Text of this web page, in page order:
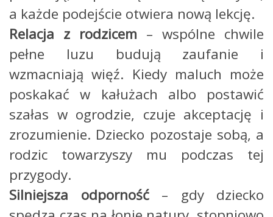
a każde podejście otwiera nową lekcję.
Relacja z rodzicem – wspólne chwile
pełne luzu budują zaufanie i
wzmacniają więź. Kiedy maluch może
poskakać w kałużach albo postawić
szałas w ogrodzie, czuje akceptację i
zrozumienie. Dziecko pozostaje sobą, a
rodzic towarzyszy mu podczas tej
przygody.
Silniejsza odporność– gdy dziecko